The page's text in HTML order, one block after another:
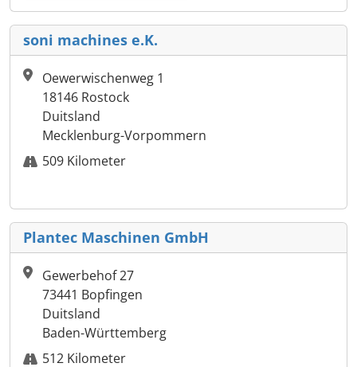
soni machines e.K.
Oewerwischenweg 1
18146 Rostock
Duitsland
Mecklenburg-Vorpommern
509 Kilometer
Plantec Maschinen GmbH
Gewerbehof 27
73441 Bopfingen
Duitsland
Baden-Württemberg
512 Kilometer